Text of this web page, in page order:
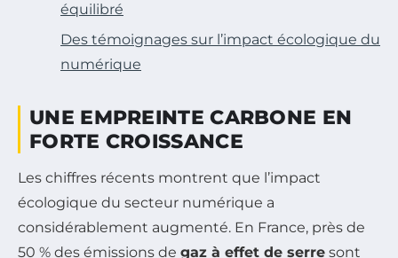
équilibré
Des témoignages sur l’impact écologique du
numérique
UNE EMPREINTE CARBONE EN
FORTE CROISSANCE
Les chiffres récents montrent que l’impact
écologique du secteur numérique a
considérablement augmenté. En France, près de
50 % des émissions de gaz à effet de serre sont